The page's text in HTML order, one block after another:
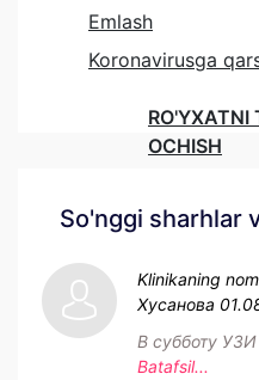
Emlash
Koronavirusga
RO'YXATNI
OCHISH
So'nggi sharhlar
Klinikaning
Хусанова
В субботу УЗИ
Batafsil...